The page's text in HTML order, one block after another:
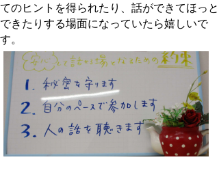
てのヒントを得られたり、話ができてほっと
できたりする場面になっていたら嬉しいで
す。